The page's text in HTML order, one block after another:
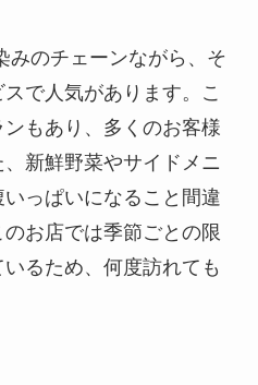
みのチェーンながら、そ
で人気があります。こ
もあり、多くのお客様
新鮮野菜やサイドメニ
っぱいになること間違
お店では季節ごとの限
るため、何度訪れても